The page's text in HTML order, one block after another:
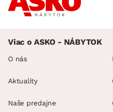
Viac o ASKO - NÁBYTOK
O nás
Aktuality
Naše predajne